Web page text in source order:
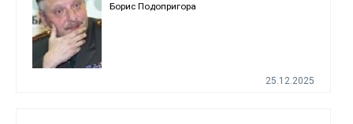
Борис Подопригора
25.12.2025